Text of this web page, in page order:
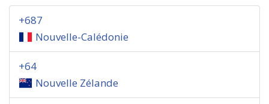
+687
Nouvelle-Calédonie
+64
Nouvelle Zélande